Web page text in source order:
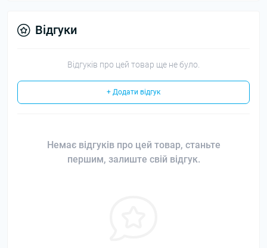
Відгуки
Відгуків про цей товар ще не було.
+ Додати відгук
Немає відгуків про цей товар, станьте
першим, залиште свій відгук.